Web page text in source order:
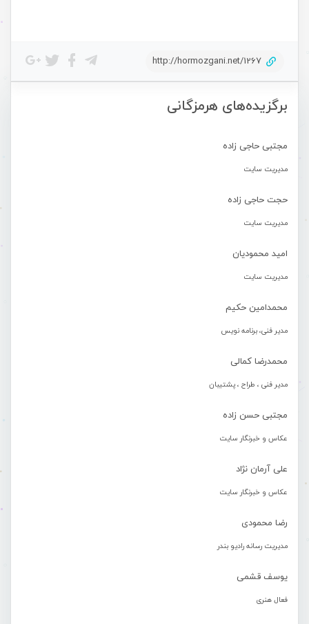
برگزیده‌های هرمزگانی
مجتبی حاجی زاده
مدیریت سایت
حجت حاجی زاده
مدیریت سایت
امید محمودیان
مدیریت سایت
محمدامین حکیم
مدیر فنی، برنامه نویس
محمدرضا کمالی
مدیر فنی ، طراح ، پشتیبان
مجتبی حسن زاده
عکاس و خبرنگار سایت
علی آرمان نژاد
عکاس و خبرنگار سایت
رضا محمودی
مدیریت رسانه رادیو بندر
یوسف قشمی
فعال هنری
http://hormozgani.net/1267